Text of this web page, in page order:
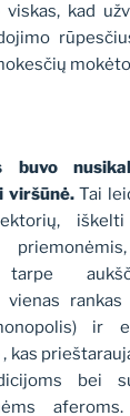
viskas, kad
buvo
viršūnė.Tai
vienas
ir
kas
bei
aferoms.